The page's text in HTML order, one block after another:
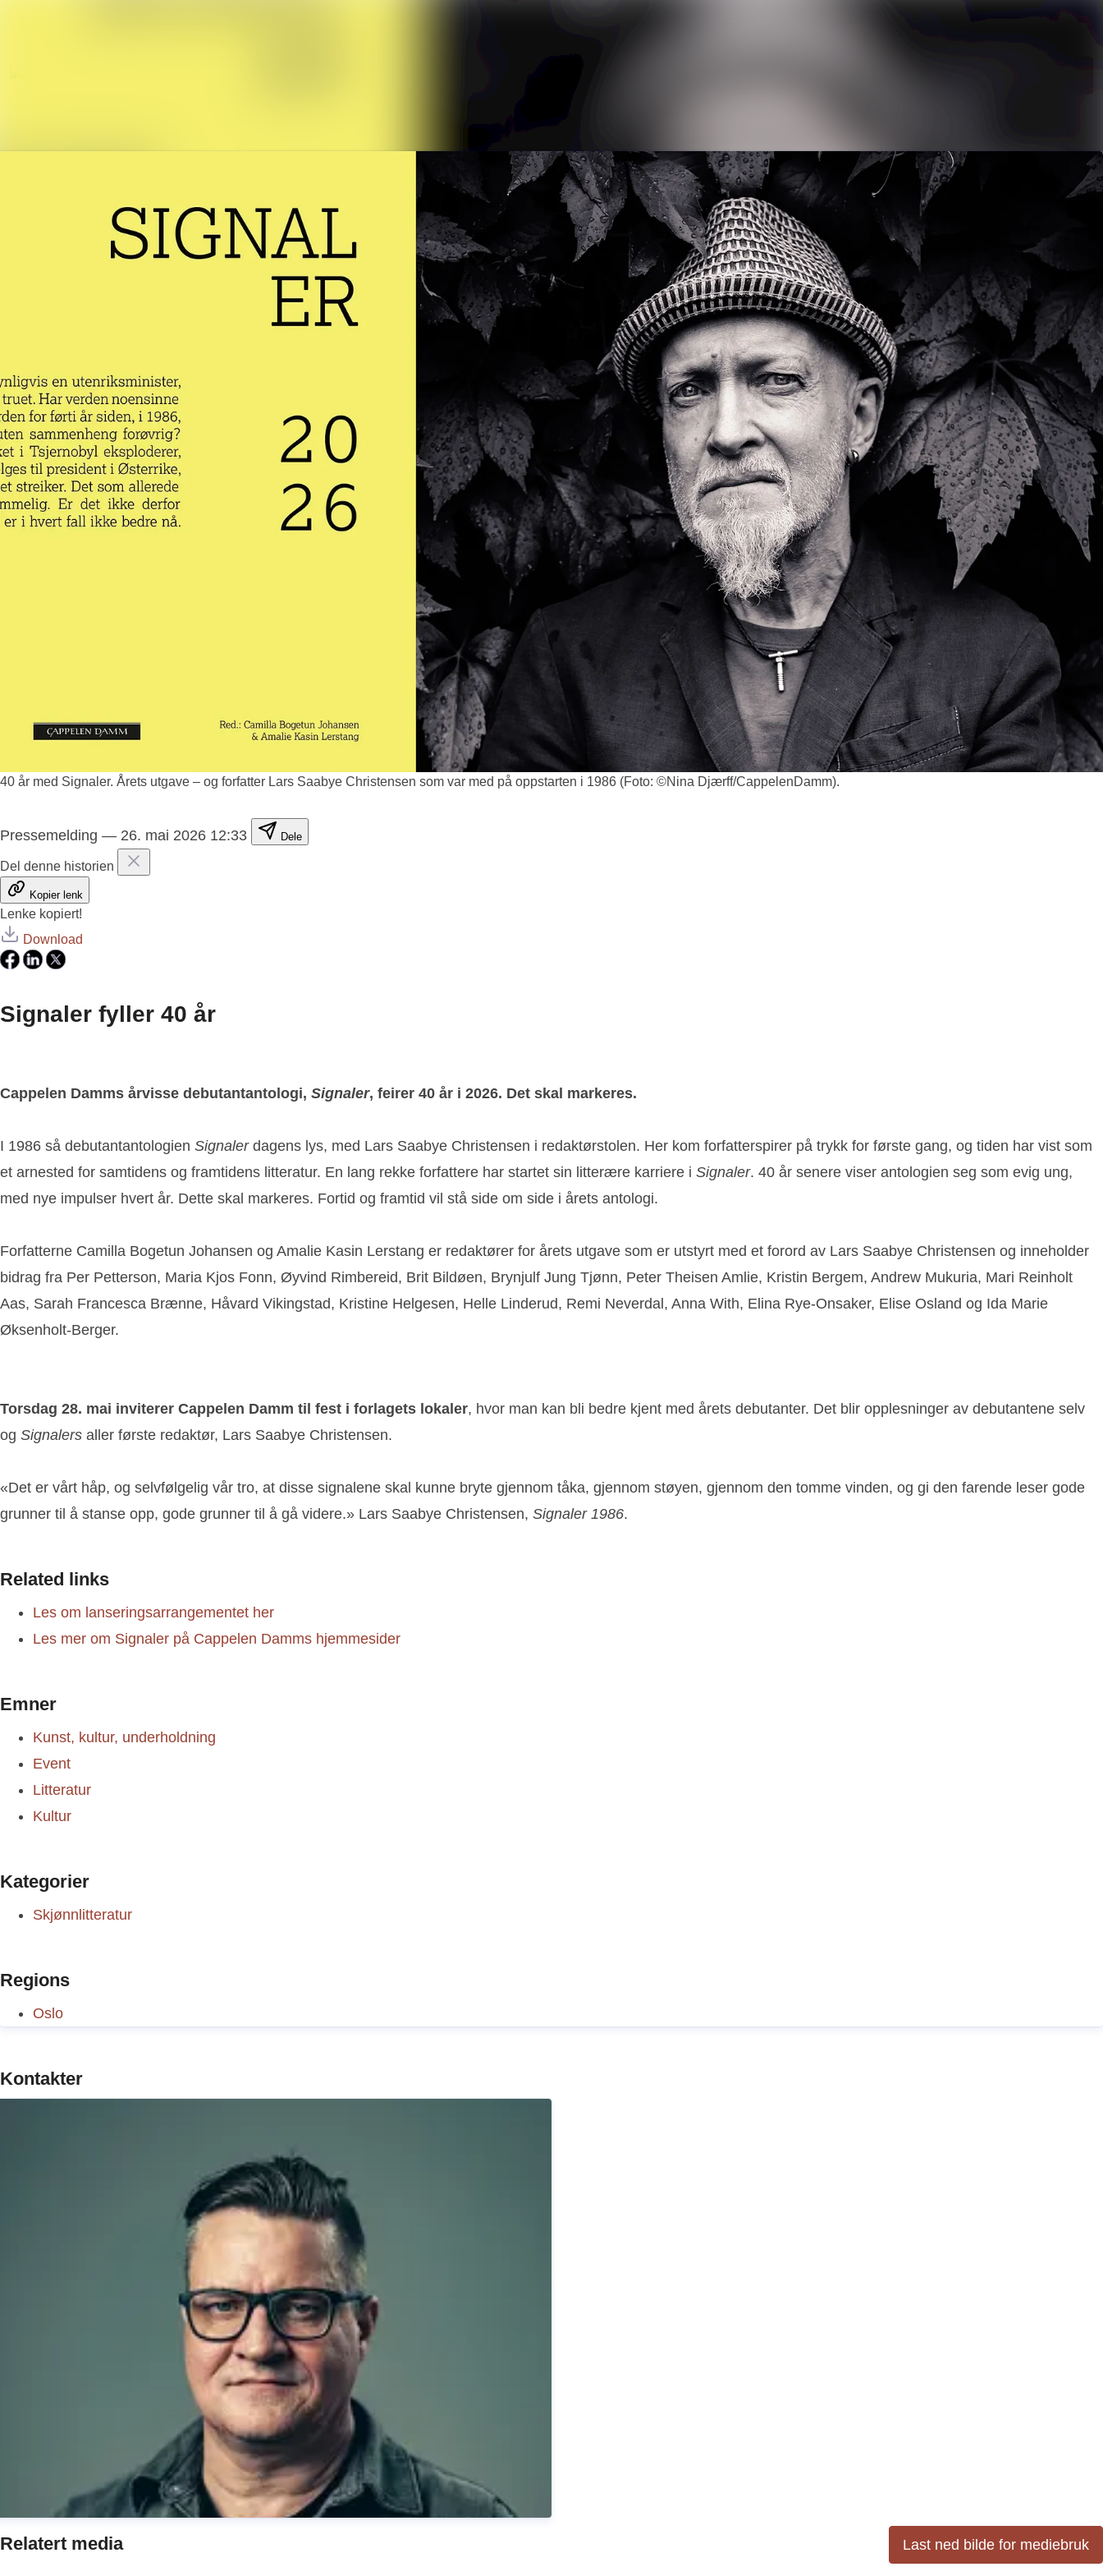
40 år med Signaler. Årets utgave – og forfatter Lars Saabye Christensen som var med på oppstarten i 1986 (Foto: ©Nina Djærff/CappelenDamm).
Pressemelding — 26. mai 2026 12:33 Dele
Del denne historien
Kopier lenk
Lenke kopiert!
Download
Signaler fyller 40 år
Cappelen Damms årvisse debutantantologi, Signaler, feirer 40 år i 2026. Det skal markeres.
I 1986 så debutantantologien Signalerdagens lys, med Lars Saabye Christensen i redaktørstolen. Her kom forfatterspirer på trykk for første gang, og tiden har vist som
et arnested for samtidens og framtidens litteratur. En lang rekke forfattere har startet sin litterære karriere i Signaler. 40 år senere viser antologien seg som evig ung,
med nye impulser hvert år. Dette skal markeres. Fortid og framtid vil stå side om side i årets antologi.
Forfatterne Camilla Bogetun Johansen og Amalie Kasin Lerstang er redaktører for årets utgave som er utstyrt med et forord av Lars Saabye Christensen og inneholder
bidrag fra Per Petterson, Maria Kjos Fonn, Øyvind Rimbereid, Brit Bildøen, Brynjulf Jung Tjønn, Peter Theisen Amlie, Kristin Bergem, Andrew Mukuria, Mari Reinholt
Aas, Sarah Francesca Brænne, Håvard Vikingstad, Kristine Helgesen, Helle Linderud, Remi Neverdal, Anna With, Elina Rye-Onsaker, Elise Osland og Ida Marie
Øksenholt-Berger.
Torsdag 28. mai inviterer Cappelen Damm til fest i forlagets lokaler, hvor man kan bli bedre kjent med årets debutanter. Det blir opplesninger av debutantene selv
og Signalers aller første redaktør, Lars Saabye Christensen.
«Det er vårt håp, og selvfølgelig vår tro, at disse signalene skal kunne bryte gjennom tåka, gjennom støyen, gjennom den tomme vinden, og gi den farende leser gode
grunner til å stanse opp, gode grunner til å gå videre.» Lars Saabye Christensen, Signaler 1986.
Related links
Les om lanseringsarrangementet her
Les mer om Signaler på Cappelen Damms hjemmesider
Emner
Kunst, kultur, underholdning
Event
Litteratur
Kultur
Kategorier
Skjønnlitteratur
Regions
Oslo
Kontakter
Relatert media Last ned bilde for mediebruk